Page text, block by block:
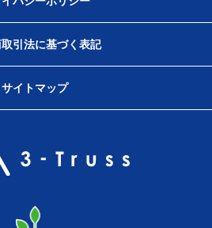
引法に基づく表記
サイトマップ